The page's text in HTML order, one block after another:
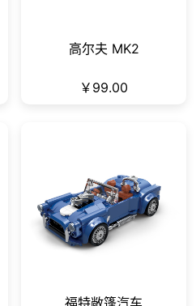
高尔夫 MK2
￥99.00